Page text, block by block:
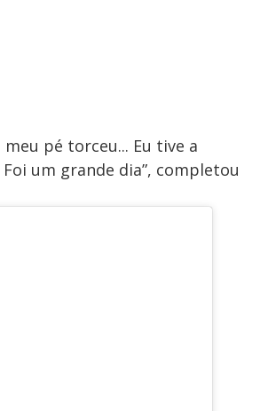
pé torceu... Eu tive a
um grande dia”, completou